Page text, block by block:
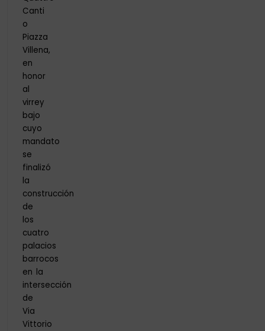
Canti
o
Piazza
Villena,
en
honor
al
virrey
bajo
cuyo
mandato
se
finalizó
la
construcción
de
los
cuatro
palacios
barrocos
en la
intersección
de
Via
Vittorio